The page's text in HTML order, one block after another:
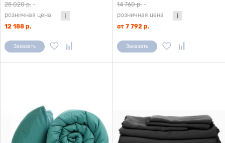
25 020 р. -
розничная цена
12 188 р.
Заказать
14 760 р. -
розничная цена
от 7 792 р.
Заказать